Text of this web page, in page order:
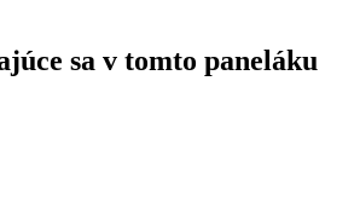
sa v tomto paneláku